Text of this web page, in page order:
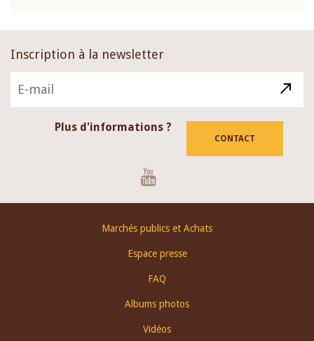
Inscription à la newsletter
Plus d'informations ?
CONTACT
Marchés publics et Achats
Espace presse
FAQ
Albums photos
Vidéos